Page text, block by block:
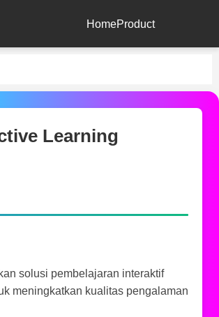
HomeProduct
Learning
solusi pembelajaran interaktif
meningkatkan kualitas pengalaman